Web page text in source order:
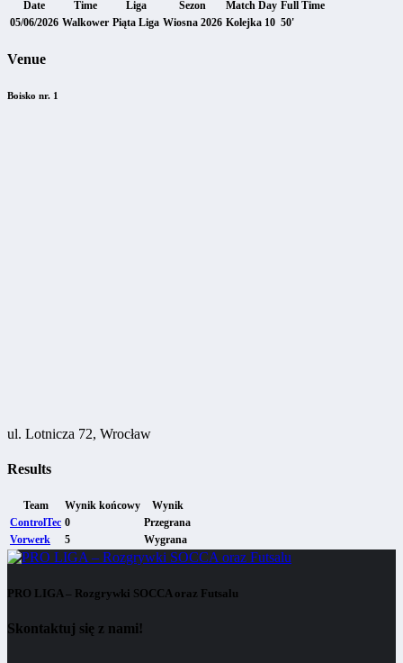
Date Time Liga Sezon Match Day Full Time
05/06/2026 Walkower Piąta Liga Wiosna 2026 Kolejka 10 50'
Venue
Boisko nr. 1
ul. Lotnicza 72, Wrocław
Results
Team Wynik końcowy
Wynik
ControlTec 0
Przegrana
Vorwerk
5 Wygrana
PRO LIGA – Rozgrywki SOCCA oraz Futsalu
Skontaktuj się z nami!